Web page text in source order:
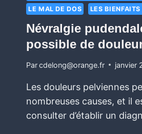
LE MAL DE DOS
LES BIENFAITS
Névralgie
possible de
Parcdelong@orange.fr janvier
Les douleurs pelviennes
nombreuses causes, et il
consulter d’établir un